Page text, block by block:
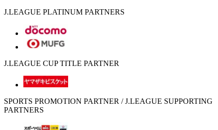
J.LEAGUE PLATINUM PARTNERS
J.LEAGUE CUP TITLE PARTNER
SPORTS PROMOTION PARTNER / J.LEAGUE SUPPORTING
PARTNERS